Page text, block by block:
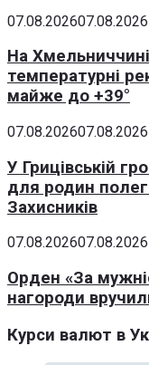
07.08.202607.08.2026
На
температурні
майже до +39°
07.08.202607.08.2026
У Грицівській
для родин
Захисників
07.08.202607.08.2026
Орден «За
нагороди
Курси валют в